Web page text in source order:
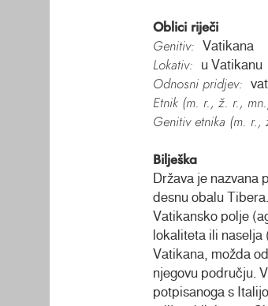
Oblici riječi
Genitiv:
Vatikana
Lokativ: u Vatikanu
Odnosni pridjev:
Etnik (m. r., ž. r.,
Genitiv etnika (m. r.,
Bilješka
Država je nazvana
desnu obalu
Vatikansko polje
lokaliteta ili
Vatikana, možda
njegovu području.
potpisanoga s